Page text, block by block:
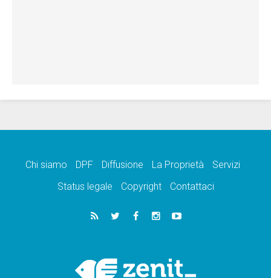
Chi siamo DPF Diffusione La Proprietà
Servizi
Status legale
Copyright Contattaci